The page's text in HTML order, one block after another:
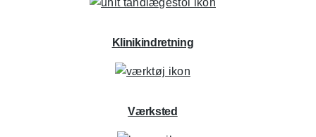
Klinikindretning
Værksted